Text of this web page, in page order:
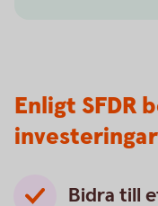
Enligt SFDR
Bidra till